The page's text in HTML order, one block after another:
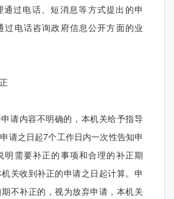
通过电话、短消息等方式提出的申
过电话咨询政府信息公开方面的业
请内容不明确的，本机关给予指导
请之日起7个工作日内一次性告知申
明需要补正的事项和合理的补正期
关收到补正的申请之日起计算。申
不补正的，视为放弃申请，本机关